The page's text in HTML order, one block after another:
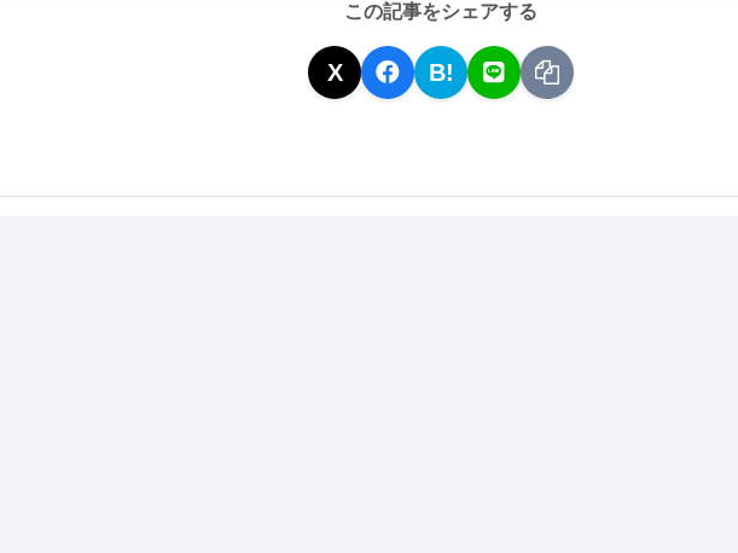
この記事をシェアする
X B!